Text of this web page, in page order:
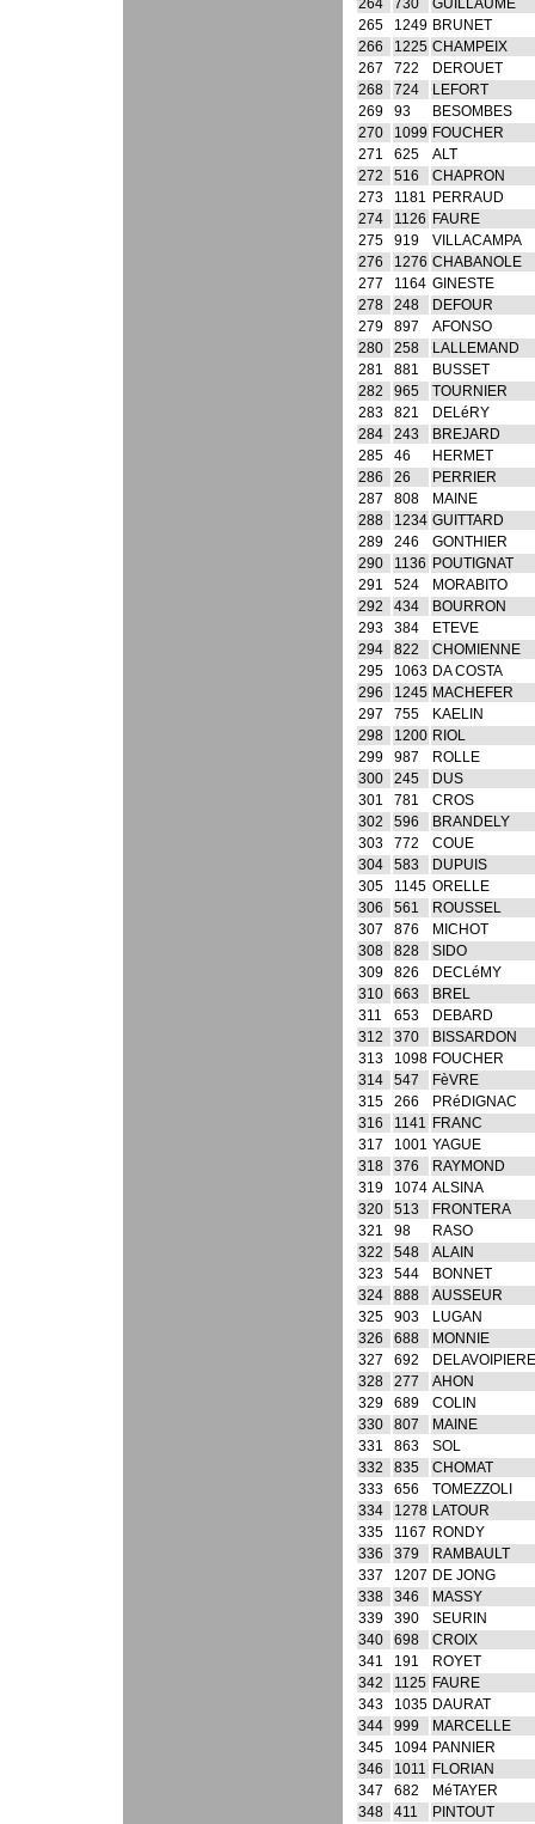
264 730
GUILLAUME
265
1249 BRUNET
266
1225 CHAMPEIX
267
722
DEROUET
268
724
LEFORT
269
93
BESOMBES
270
1099 FOUCHER
271
625
ALT
272
516
CHAPRON
273
1181 PERRAUD
274
1126 FAURE
275
919
VILLACAMPA
276
1276 CHABANOLE
277
1164 GINESTE
278
248
DEFOUR
279
897
AFONSO
280
258
LALLEMAND
281
881
BUSSET
282
965
TOURNIER
283
821
DELéRY
284
243
BREJARD
285
46
HERMET
286
26
PERRIER
287
808
MAINE
288
1234 GUITTARD
289
246
GONTHIER
290
1136 POUTIGNAT
291
524
MORABITO
292
434
BOURRON
293
384
ETEVE
294
822
CHOMIENNE
295
1063 DA COSTA
296
1245 MACHEFER
297
755
KAELIN
298
1200 RIOL
299
987
ROLLE
300
245
DUS
301
781
CROS
302
596
BRANDELY
303
772
COUE
304
583
DUPUIS
305
1145 ORELLE
306
561
ROUSSEL
307
876
MICHOT
308
828
SIDO
309
826
DECLéMY
310
663
BREL
311
653
DEBARD
312
370
BISSARDON
313
1098 FOUCHER
314
547
FèVRE
315
266
PRéDIGNAC
316
1141 FRANC
317
1001 YAGUE
318
376
RAYMOND
319
1074 ALSINA
320
513
FRONTERA
321
98
RASO
322
548
ALAIN
323
544
BONNET
324
888
AUSSEUR
325
903
LUGAN
326
688
MONNIE
327
692
DELAVOIPIERE
328
277
AHON
329
689
COLIN
330
807
MAINE
331
863
SOL
332
835
CHOMAT
333
656
TOMEZZOLI
334
1278 LATOUR
335
1167 RONDY
336
379
RAMBAULT
337
1207 DE JONG
338
346
MASSY
339
390
SEURIN
340
698
CROIX
341
191
ROYET
342
1125 FAURE
343
1035 DAURAT
344
999
MARCELLE
345
1094 PANNIER
346
1011 FLORIAN
347
682
MéTAYER
348
411
PINTOUT